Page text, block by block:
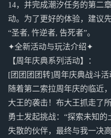
14，并完成潮汐任务的第二
动。为了更好的体验，建议
“圣者, 忤逆者, 告死者”。
✦全新活动与玩法介绍✦
【周年庆典系列活动】：
[团团团团转]周年庆典战斗活
随着第二索拉周年庆的临近
大王的袭击！布大王抓走了
勇士发起挑战：“探索未知
失散的伙伴，最终与我一决